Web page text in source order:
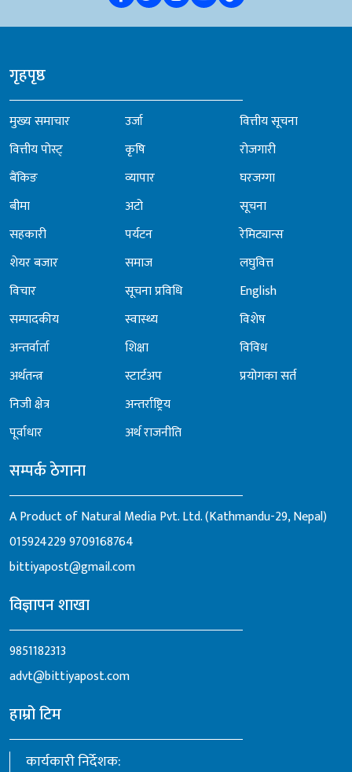
गृहपृष्ठ
मुख्य समाचार
वित्तीय पोस्ट्
बैंकिङ
बीमा
सहकारी
शेयर बजार
विचार
सम्पादकीय
अन्तर्वार्ता
अर्थतन्त्र
निजी क्षेत्र
पूर्वाधार
उर्जा
कृषि
व्यापार
अटो
पर्यटन
समाज
सूचना प्रविधि
स्वास्थ्य
शिक्षा
स्टार्टअप
अन्तर्राष्ट्रिय
अर्थ राजनीति
वित्तीय सूचना
रोजगारी
घरजग्गा
सूचना
रेमिट्यान्स
लघुवित्त
English
विशेष
विविध
प्रयोगका सर्त
सम्पर्क ठेगाना
A Product of Natural Media Pvt. Ltd. (Kathmandu-29, Nepal)
0159242299709168764
bittiyapost@gmail.com
विज्ञापन शाखा
9851182313
advt@bittiyapost.com
हाम्रो टिम
कार्यकारी निर्देशक: